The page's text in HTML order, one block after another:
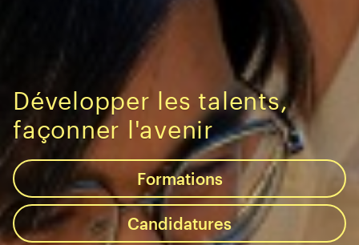
Développer les talents,
façonner l'avenir
Formations
Candidatures